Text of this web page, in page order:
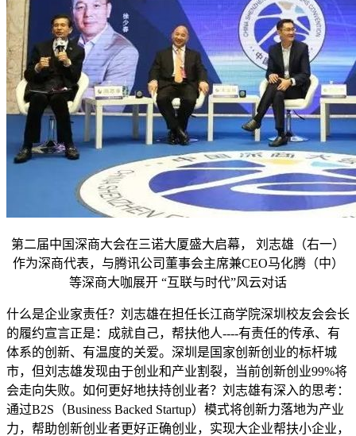
第二届中国深商大会在三诺大厦盛大启幕， 刘志雄（右一）
作为深商代表，与腾讯公司董事会主席兼CEO马化腾（中）
等深商大咖展开 “互联与时代”风云对话
什么是企业家责任？刘志雄在担任长江商学院深圳校友会会长
的履约宣言正是：成就自己，帮扶他人----有责任的传承、有
体系的创新、有温度的关爱。深圳是国家创新创业的标杆城
市，但刘志雄发现由于创业和产业割裂，当前创新创业99%将
会走向失败。如何更好地扶持创业者？刘志雄有深入的思考：
通过B2S（Business Backed Startup）模式将创新力落地为产业
力，帮助创新创业者更好正确创业，实现大企业帮扶小企业，